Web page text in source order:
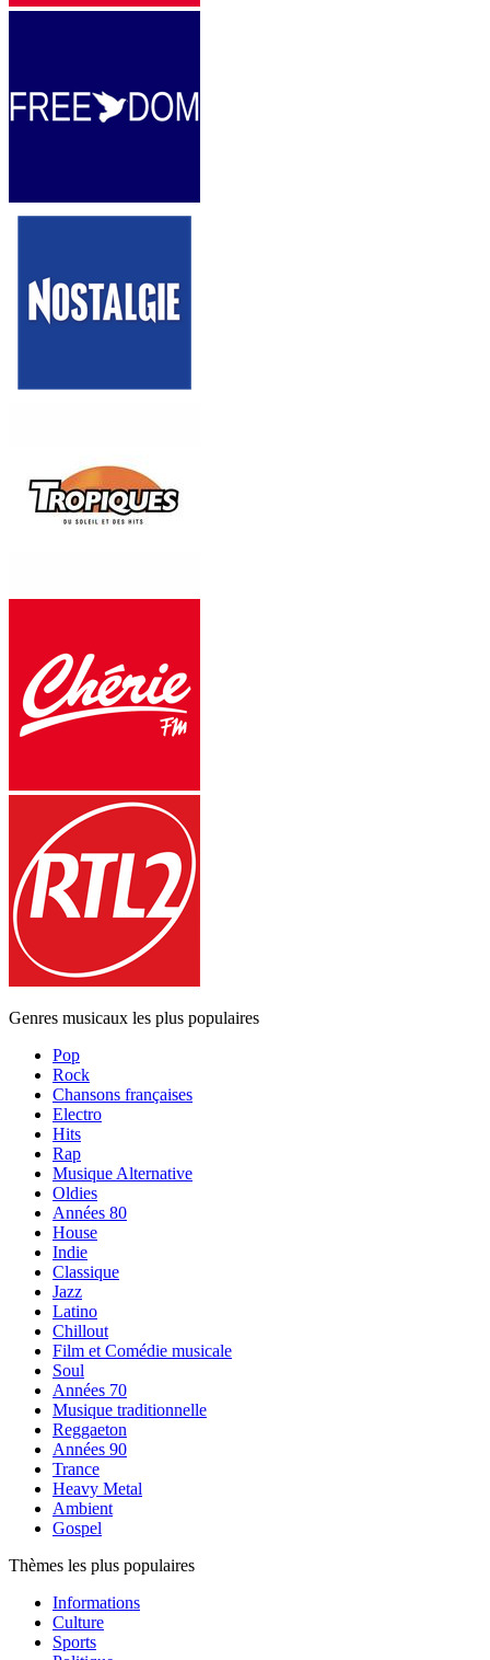
Genres musicaux les plus populaires
Pop
Rock
Chansons françaises
Electro
Hits
Rap
Musique Alternative
Oldies
Années 80
House
Indie
Classique
Jazz
Latino
Chillout
Film et Comédie musicale
Soul
Années 70
Musique traditionnelle
Reggaeton
Années 90
Trance
Heavy Metal
Ambient
Gospel
Thèmes les plus populaires
Informations
Culture
Sports